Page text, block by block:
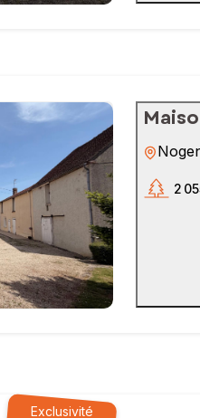
2
Exclusivité